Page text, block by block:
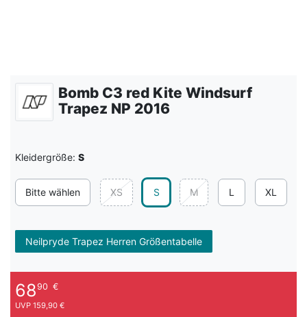
Bomb C3 red Kite Windsurf
Trapez NP 2016
Kleidergröße: S
Bitte wählen XS S M L XL
Neilpryde Trapez Herren Größentabelle
6890 €
UVP 159,90 €